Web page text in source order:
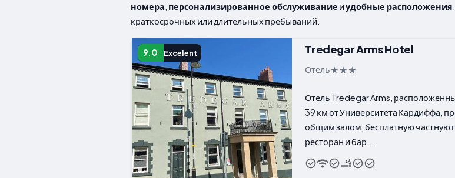
номера персонализированное обслуживание иудобные расположения
краткосрочных или длительных пребываний.
9.0 Excelent Tredegar Arms Hotel
Отель
Отель Tredegar Arms,
39 км от Университета Кардиффа,
общим залом, бесплатную частную
ресторан и бар...